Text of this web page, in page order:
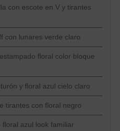
con escote en V y tirantes
con lunares verde claro
floral color bloque
y floral azul cielo claro
tirantes con floral negro
azul look familiar